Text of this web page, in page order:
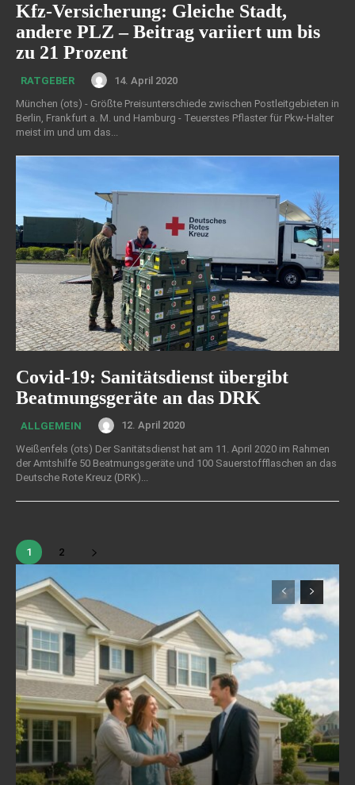
Kfz-Versicherung: Gleiche Stadt,
andere PLZ – Beitrag variiert um bis
zu 21 Prozent
RATGEBER
14. April 2020
München (ots) - Größte Preisunterschiede zwischen Postleitgebieten in
Berlin, Frankfurt a. M. und Hamburg - Teuerstes Pflaster für Pkw-Halter
meist im und um das...
Covid-19: Sanitätsdienst übergibt
Beatmungsgeräte an das DRK
ALLGEMEIN
12. April 2020
Weißenfels (ots) Der Sanitätsdienst hat am 11. April 2020 im Rahmen
der Amtshilfe 50 Beatmungsgeräte und 100 Sauerstoffflaschen an das
Deutsche Rote Kreuz (DRK)...
1 2